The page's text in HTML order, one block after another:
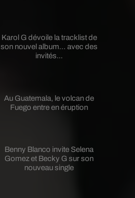
Karol G dévoile la tracklist de
son nouvel album… avec des
invités...
Au Guatemala, le volcan de
Fuego entre en éruption
Benny Blanco invite Selena
Gomez et Becky G sur son
nouveau single